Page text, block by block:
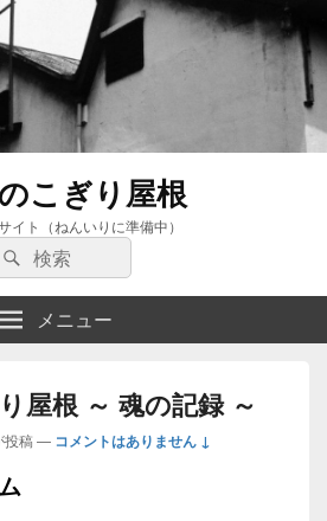
こぎり屋根
イト（ねんいりに準備中）
検
:
検
索
メニュー
屋根 ～ 魂の記録 ～
投稿 — コメントはありません ↓